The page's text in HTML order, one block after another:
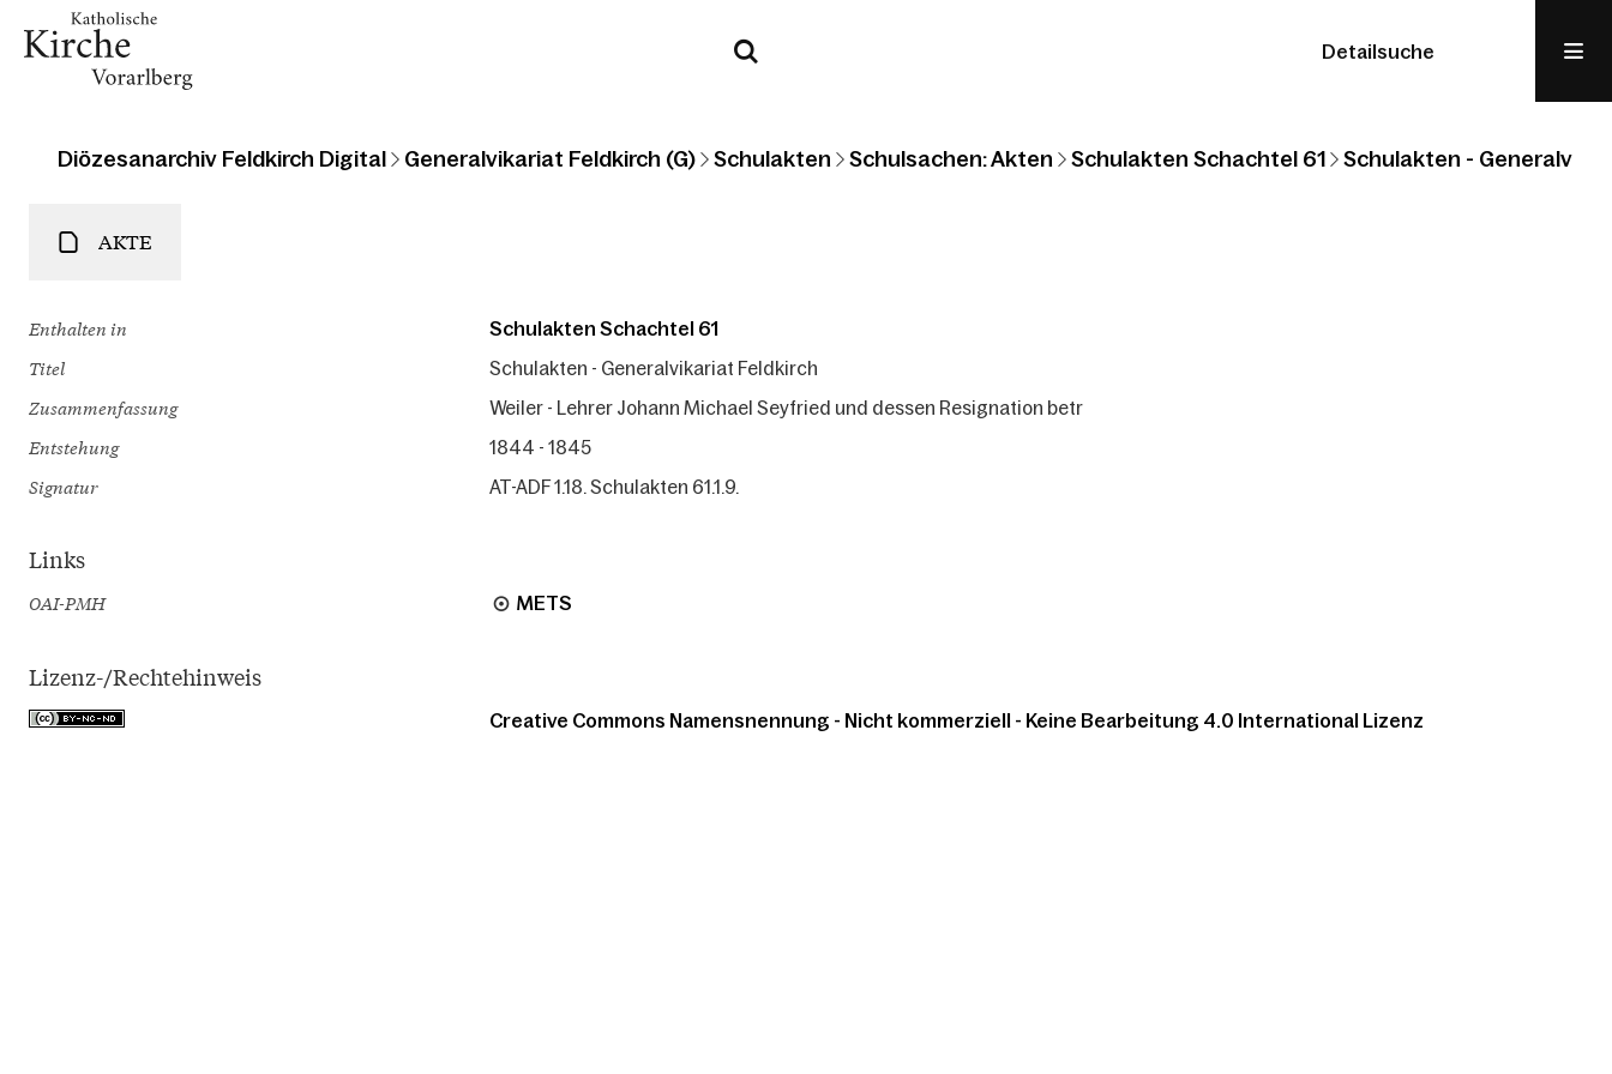
Detailsuche
Diözesanarchiv Feldkirch Digital Generalvikariat Feldkirch (G) Schulakten Schulsachen: Akten Schulakten Schachtel 61 Schulakten -
AKTE
Enthalten in Schulakten Schachtel 61
Titel Schulakten - Generalvikariat Feldkirch
Zusammenfassung Weiler - Lehrer Johann Michael Seyfried und dessen Resignation betr
Entstehung 1844 - 1845
Signatur AT-ADF 1.18. Schulakten 61.1.9.
Links
OAI-PMH METS
Lizenz-/Rechtehinweis
Creative Commons Namensnennung - Nicht kommerziell - Keine Bearbeitung 4.0 International Lizenz